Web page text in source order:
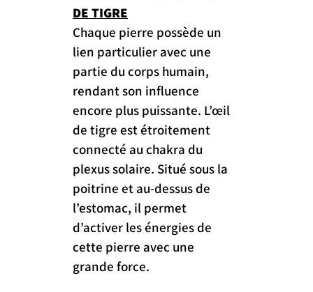
DE TIGRE
Chaque pierre possède un
lien particulier avec une
partie du corps humain,
rendant son influence
encore plus puissante. L’œil
de tigre est étroitement
connecté au chakra du
plexus solaire. Situé sous la
poitrine et au-dessus de
l’estomac, il permet
d’activer les énergies de
cette pierre avec une
grande force.